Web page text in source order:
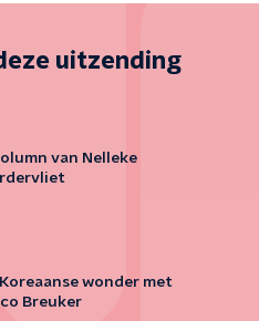
uitzending
van Nelleke
wonder met
Breuker